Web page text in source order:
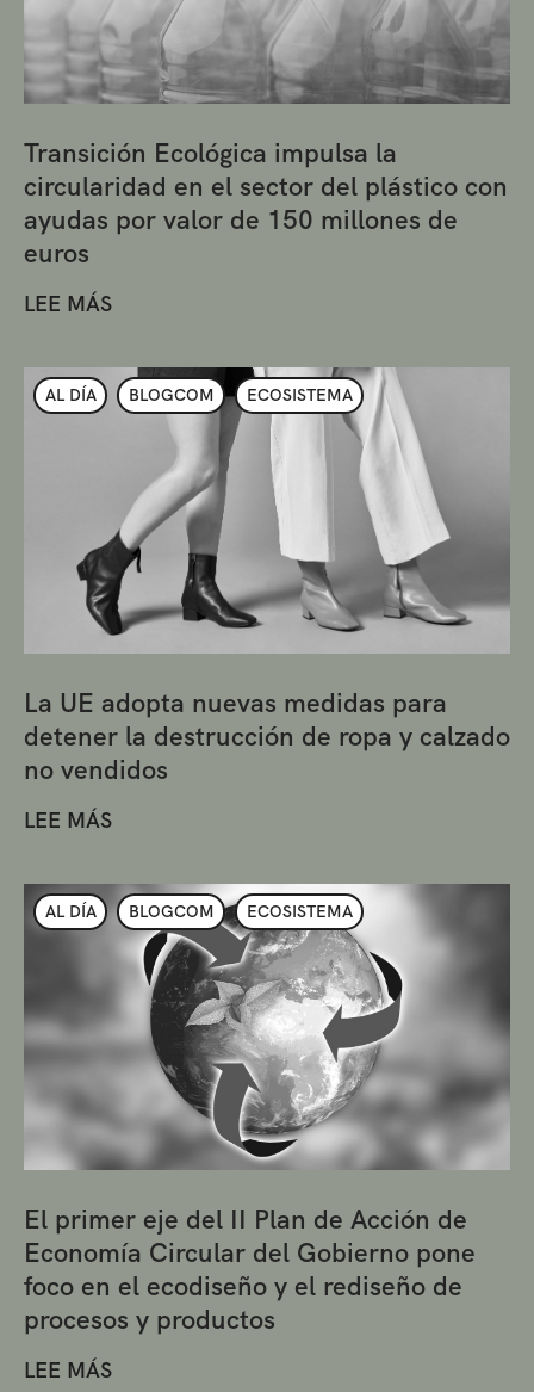
Transición Ecológica impulsa la
circularidad en el sector del plástico con
ayudas por valor de 150 millones de
euros
LEE MÁS
AL DÍA BLOGCOM ECOSISTEMA
La UE adopta nuevas medidas para
detener la destrucción de ropa y calzado
no vendidos
LEE MÁS
AL DÍA BLOGCOM ECOSISTEMA
El primer eje del II Plan de Acción de
Economía Circular del Gobierno pone
foco en el ecodiseño y el rediseño de
procesos y productos
LEE MÁS